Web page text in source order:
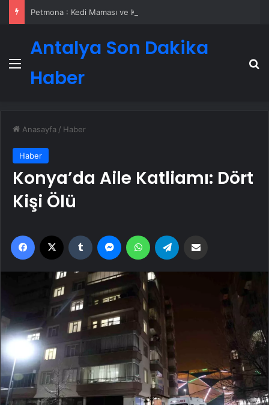
Menü
Antalya Son Dakika
Haber
Anasayfa / Haber
Haber
Konya’da Aile Katliamı: Dört
Kişi Ölü
Facebook Tumblr MessengerWhatsApp